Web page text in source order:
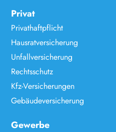
Privat
Privathaftpflicht
Hausratversicherung
Unfallversicherung
Rechtsschutz
Kfz-Versicherungen
Gebäudeversicherung
Gewerbe